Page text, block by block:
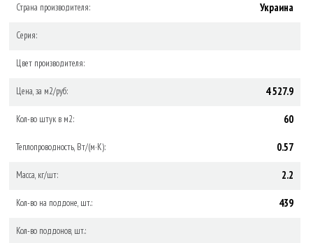
Страна производителя: Украина
Серия:
Цвет производителя:
Цена, за м2/руб: 4 527.9
Кол-во штук в м2: 60
Теплопроводность, Вт/(м·К): 0.57
Масса, кг/шт: 2.2
Кол-во на поддоне, шт.: 439
Кол-во поддонов, шт.: